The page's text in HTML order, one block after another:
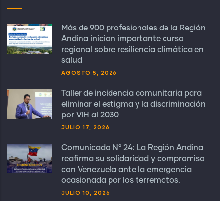
Más de 900 profesionales de la Región
Andina inician importante curso
regional sobre resiliencia climática en
salud
AGOSTO 5, 2026
Taller de incidencia comunitaria para
eliminar el estigma y la discriminación
por VIH al 2030
JULIO 17, 2026
Comunicado N° 24: La Región Andina
reafirma su solidaridad y compromiso
con Venezuela ante la emergencia
ocasionada por los terremotos.
JULIO 10, 2026